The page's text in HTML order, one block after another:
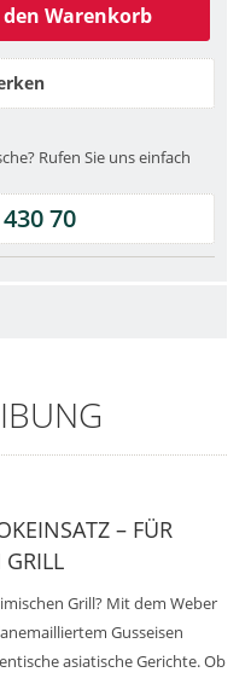
Warenkorb
Rufen Sie uns einfach
70
– FÜR
GRILL
Grill? Mit dem Weber
Gusseisen
asiatische Gerichte. Ob